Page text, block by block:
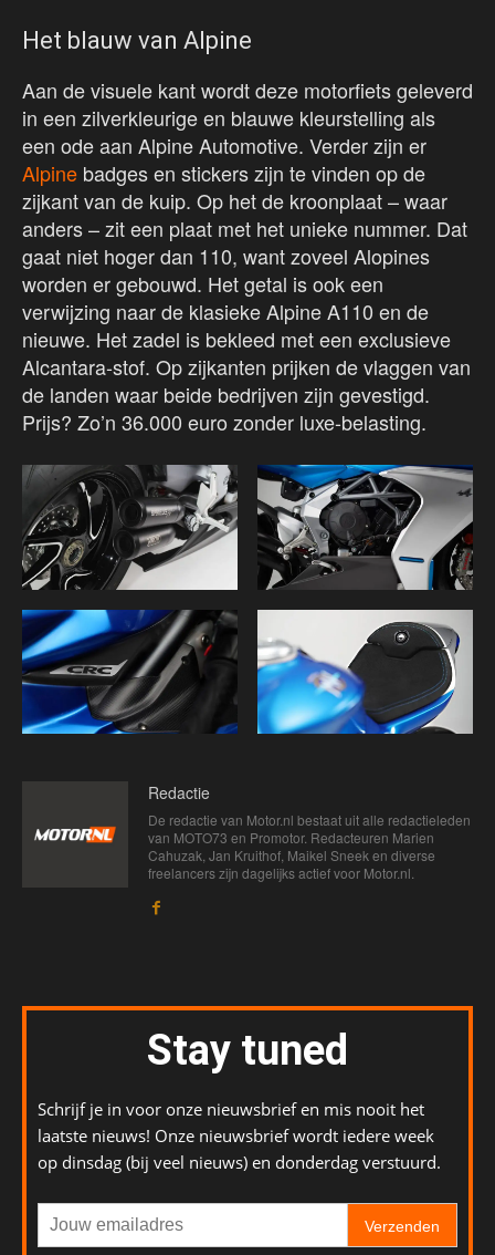
Het blauw van Alpine
Aan de visuele kant wordt deze motorfiets geleverd
in een zilverkleurige en blauwe kleurstelling als
een ode aan Alpine Automotive. Verder zijn er
Alpine badges en stickers zijn te vinden op de
zijkant van de kuip. Op het de kroonplaat – waar
anders – zit een plaat met het unieke nummer. Dat
gaat niet hoger dan 110, want zoveel Alopines
worden er gebouwd. Het getal is ook een
verwijzing naar de klasieke Alpine A110 en de
nieuwe. Het zadel is bekleed met een exclusieve
Alcantara-stof. Op zijkanten prijken de vlaggen van
de landen waar beide bedrijven zijn gevestigd.
Prijs? Zo’n 36.000 euro zonder luxe-belasting.
Redactie
De redactie van Motor.nl bestaat uit alle redactieleden
van MOTO73 en Promotor. Redacteuren Marien
Cahuzak, Jan Kruithof, Maikel Sneek en diverse
freelancers zijn dagelijks actief voor Motor.nl.
Stay tuned
Schrijf je in voor onze nieuwsbrief en mis nooit het
laatste nieuws! Onze nieuwsbrief wordt iedere week
op dinsdag (bij veel nieuws) en donderdag verstuurd.
Verzenden